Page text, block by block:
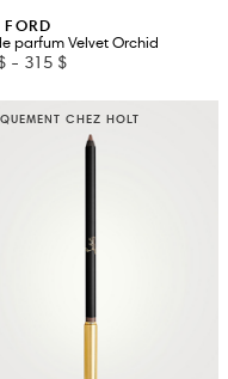
parfum Velvet Orchid
- 315 $
CHEZ HOLT